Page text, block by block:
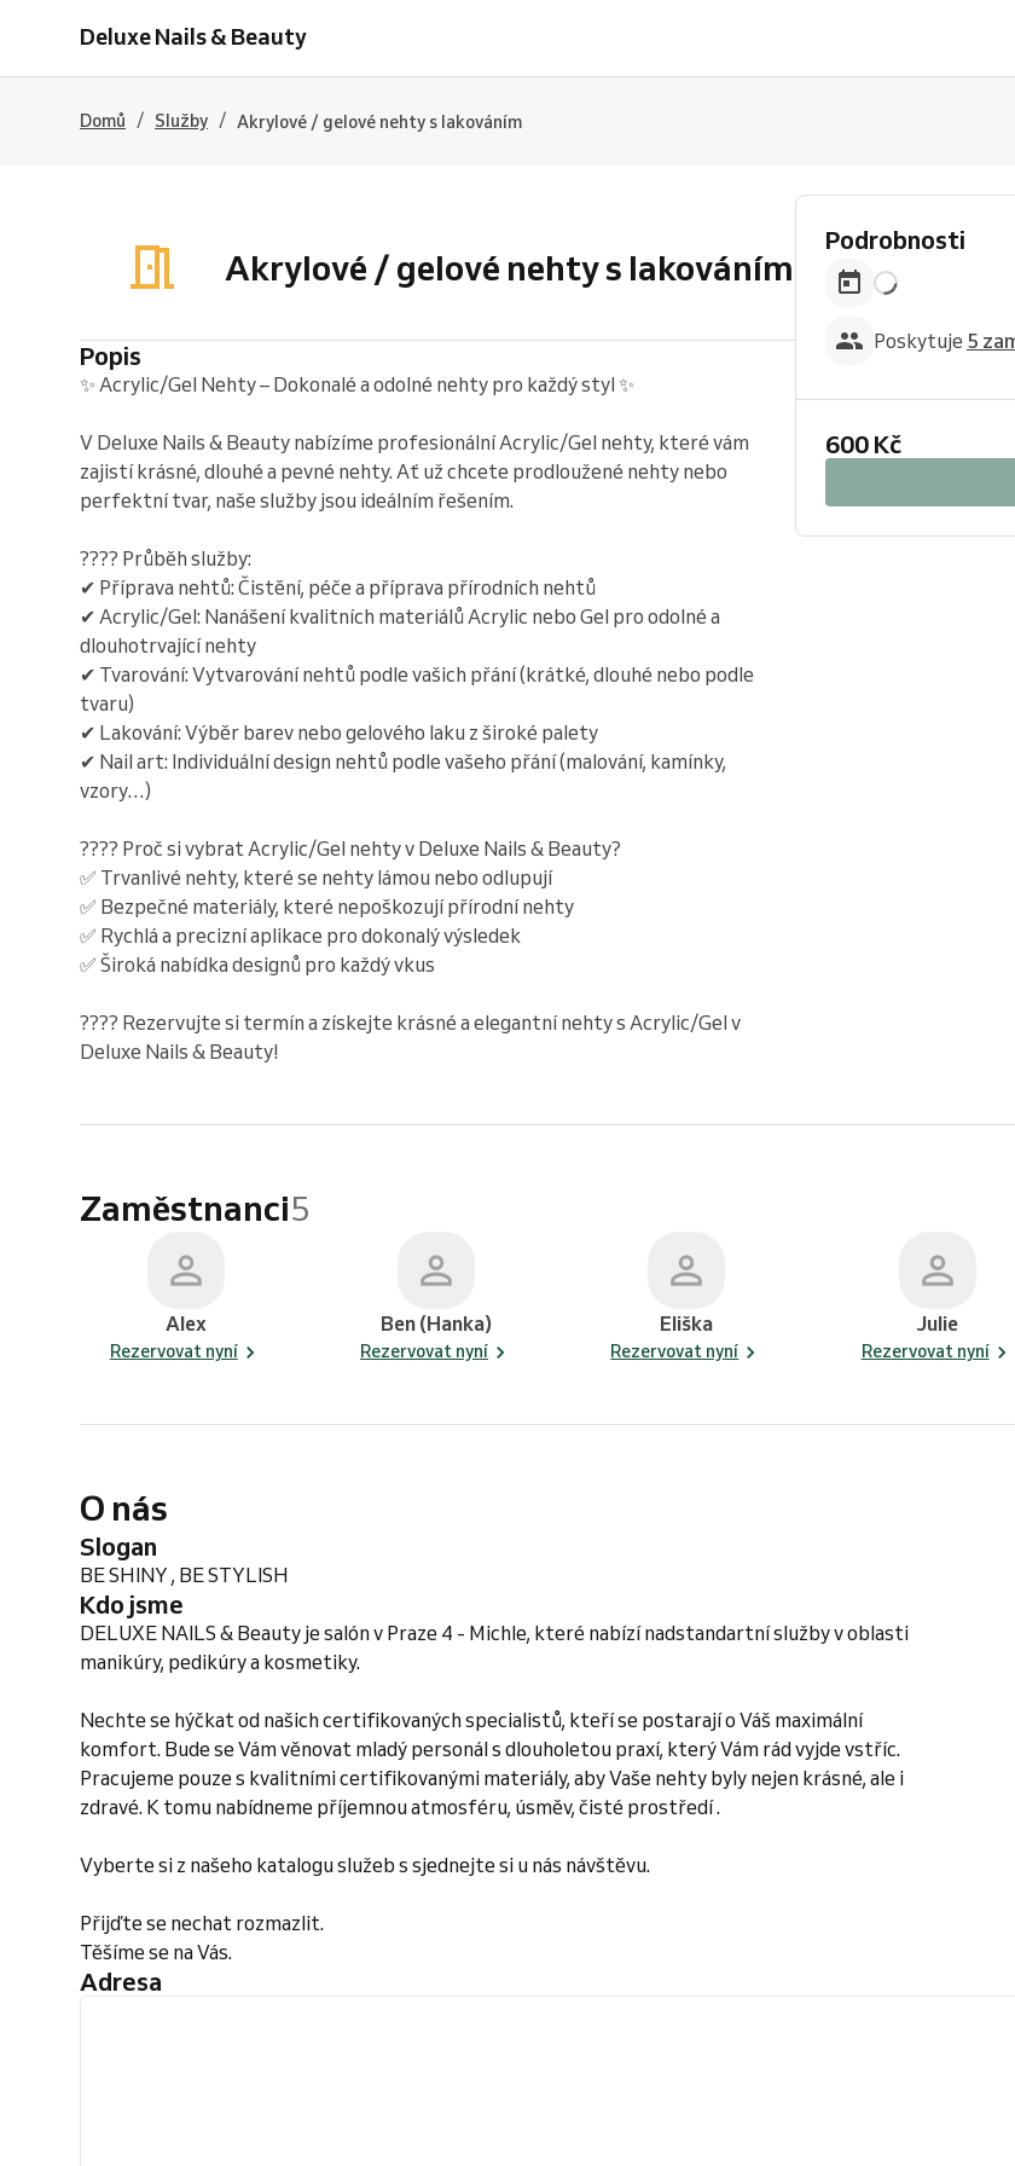
Deluxe Nails & Beauty
Domů / Služby / Akrylové / gelové nehty s lakováním
Akrylové / gelové nehty s lakováním
Popis
✨ Acrylic/Gel Nehty – Dokonalé a odolné nehty pro každý styl ✨
V Deluxe Nails & Beauty nabízíme profesionální Acrylic/Gel nehty, které vám
zajistí krásné, dlouhé a pevné nehty. Ať už chcete prodloužené nehty nebo
perfektní tvar, naše služby jsou ideálním řešením.
???? Průběh služby:
✔ Příprava nehtů: Čistění, péče a příprava přírodních nehtů
✔ Acrylic/Gel: Nanášení kvalitních materiálů Acrylic nebo Gel pro odolné a
dlouhotrvající nehty
✔ Tvarování: Vytvarování nehtů podle vašich přání (krátké, dlouhé nebo podle
tvaru)
✔ Lakování: Výběr barev nebo gelového laku z široké palety
✔ Nail art: Individuální design nehtů podle vašeho přání (malování, kamínky,
vzory…)
???? Proč si vybrat Acrylic/Gel nehty v Deluxe Nails & Beauty?
✅ Trvanlivé nehty, které se nehty lámou nebo odlupují
✅ Bezpečné materiály, které nepoškozují přírodní nehty
✅ Rychlá a precizní aplikace pro dokonalý výsledek
✅ Široká nabídka designů pro každý vkus
???? Rezervujte si termín a získejte krásné a elegantní nehty s Acrylic/Gel v
Deluxe Nails & Beauty!
Podrobnosti
Poskytuje 5
600 Kč
Zaměstnanci5
Alex
Rezervovat nyní
Ben (Hanka)
Rezervovat nyní
Eliška
Rezervovat nyní
Julie
Rezervovat nyní
O nás
Slogan
BE SHINY , BE STYLISH
Kdo jsme
DELUXE NAILS & Beauty je salón v Praze 4 - Michle, které nabízí nadstandartní služby v oblasti
manikúry, pedikúry a kosmetiky.
Nechte se hýčkat od našich certifikovaných specialistů, kteří se postarají o Váš maximální
komfort. Bude se Vám věnovat mladý personál s dlouholetou praxí, který Vám rád vyjde vstříc.
Pracujeme pouze s kvalitními certifikovanými materiály, aby Vaše nehty byly nejen krásné, ale i
zdravé. K tomu nabídneme příjemnou atmosféru, úsměv, čisté prostředí .
Vyberte si z našeho katalogu služeb s sjednejte si u nás návštěvu.
Přijďte se nechat rozmazlit.
Těšíme se na Vás.
Adresa